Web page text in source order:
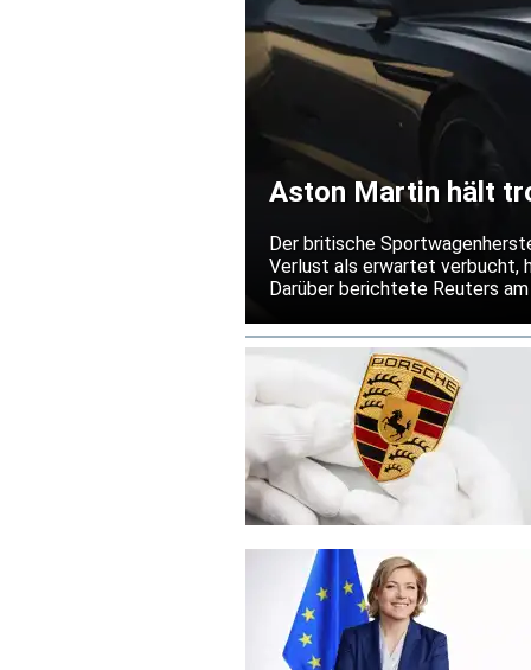
Aston Martin hält
Jahresprognose fest
Der britische
Verlust als erwartet verbucht,
Darüber berichtete Reuters
Zugleich bremsen US-Zölle